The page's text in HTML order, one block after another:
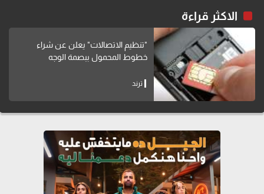
الاكثر قراءة
"تنظيم الاتصالات" يعلن عن شراء
خطوط المحمول ببصمة الوجه
ترند